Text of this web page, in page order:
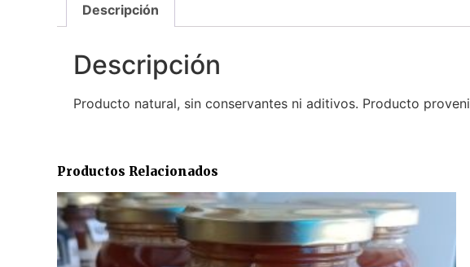
Descripción
Descripción
Producto natural, sin conservantes ni aditivos. Producto
Productos Relacionados